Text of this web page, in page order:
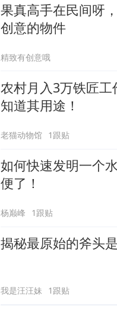
果真高手在民间呀
创意的物件
精致有创意哦
农村月入3万铁匠
知道其用途！
老猫动物馆 1跟贴
如何快速发明一个
便了！
杨巅峰 1跟贴
揭秘最原始的斧头
我是汪汪妹 1跟贴